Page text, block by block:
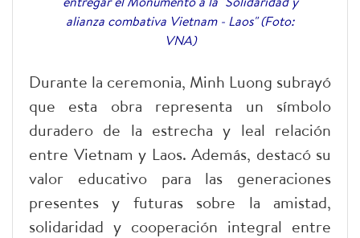
alianza combativa Vietnam - Laos" (Foto:
VNA)
Durante la ceremonia, Minh Luong subrayó
que esta obra representa un símbolo
duradero de la estrecha y leal relación
entre Vietnam y Laos. Además, destacó su
valor educativo para las generaciones
presentes y futuras sobre la amistad,
solidaridad y cooperación integral entre